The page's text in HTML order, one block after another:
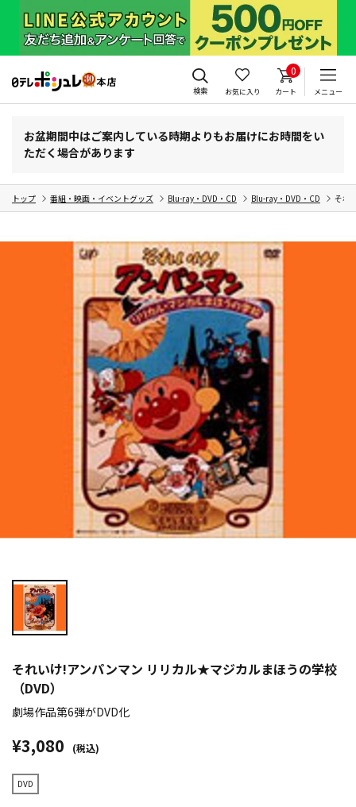
検索 お気に入り
0
カート メニュー
お盆期間中はご案内している時期よりもお届けにお時間をい
ただく場合があります
トップ 番組・映画・イベントグッズ Blu-ray・DVD・CD Blu-ray・DVD・CD それ
それいけ!アンパンマン リリカル★マジカルまほうの学校
（DVD）
劇場作品第6弾がDVD化
¥3,080 (税込)
DVD